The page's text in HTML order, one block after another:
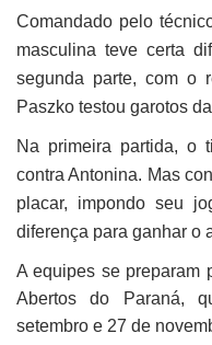
Comandado pelo
masculina teve certa
segunda parte, com o
Paszko testou garotos
Na primeira partida, o
contra Antonina. Mas
placar, impondo seu
diferença para ganhar o
A equipes se preparam
Abertos do Paraná,
setembro e 27 de